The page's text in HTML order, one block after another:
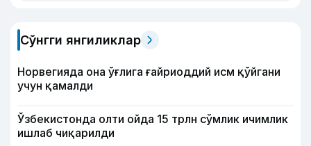
Сўнгги янгиликлар
Норвегияда она ўғлига ғайриоддий исм қўйгани
учун қамалди
Ўзбекистонда олти ойда 15 трлн сўмлик ичимлик
ишлаб чиқарилди